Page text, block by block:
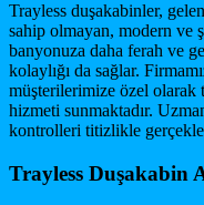
Trayless duşakabinler,
sahip olmayan, modern ve
banyonuza daha ferah ve
kolaylığı da sağlar.
müşterilerimize özel olarak
hizmeti sunmaktadır.
kontrolleri titizlikle
Trayless Duşakabin